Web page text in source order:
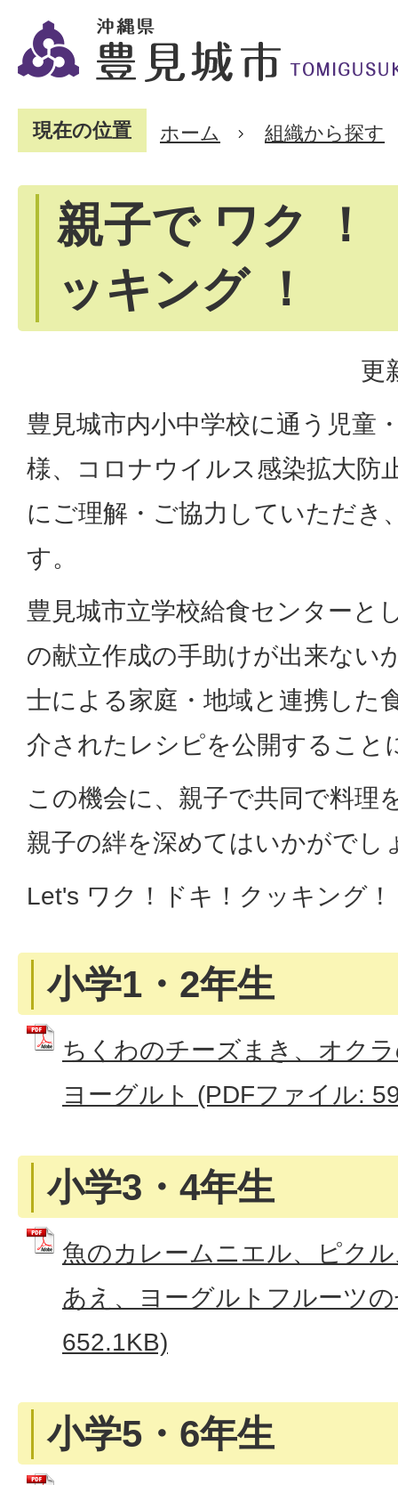
現在の位置 ホーム 組織から探す
親子で ワク ！
ッキング ！
更
豊見城市内小中学校に通う児童
様、コロナウイルス感染拡大防
にご理解・ご協力していただき
す。
豊見城市立学校給食センターと
の献立作成の手助けが出来ない
士による家庭・地域と連携した
介されたレシピを公開すること
この機会に、親子で共同で料理
親子の絆を深めてはいかがでし
Let's ワク！ドキ！クッキング！
小学1・2年生
ちくわのチーズまき、オク
ヨーグルト (PDFファイル:
小学3・4年生
魚のカレームニエル、ピク
あえ、ヨーグルトフルーツ
652.1KB)
小学5・6年生